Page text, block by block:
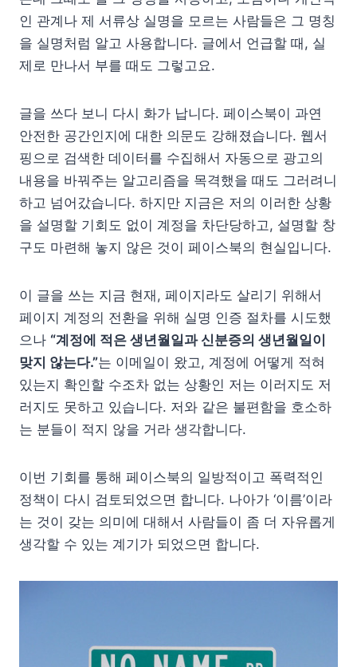
인 관계나 제 서류상 실명을 모르는 사람들은 그 명칭
을 실명처럼 알고 사용합니다. 글에서 언급할 때, 실
제로 만나서 부를 때도 그렇고요.
글을 쓰다 보니 다시 화가 납니다. 페이스북이 과연
안전한 공간인지에 대한 의문도 강해졌습니다. 웹서
핑으로 검색한 데이터를 수집해서 자동으로 광고의
내용을 바꿔주는 알고리즘을 목격했을 때도 그러려니
하고 넘어갔습니다. 하지만 지금은 저의 이러한 상황
을 설명할 기회도 없이 계정을 차단당하고, 설명할 창
구도 마련해 놓지 않은 것이 페이스북의 현실입니다.
이 글을 쓰는 지금 현재, 페이지라도 살리기 위해서
페이지 계정의 전환을 위해 실명 인증 절차를 시도했
으나 “계정에 적은 생년월일과 신분증의 생년월일이
맞지 않는다.”는 이메일이 왔고, 계정에 어떻게 적혀
있는지 확인할 수조차 없는 상황인 저는 이러지도 저
러지도 못하고 있습니다. 저와 같은 불편함을 호소하
는 분들이 적지 않을 거라 생각합니다.
이번 기회를 통해 페이스북의 일방적이고 폭력적인
정책이 다시 검토되었으면 합니다. 나아가 ‘이름’이라
는 것이 갖는 의미에 대해서 사람들이 좀 더 자유롭게
생각할 수 있는 계기가 되었으면 합니다.